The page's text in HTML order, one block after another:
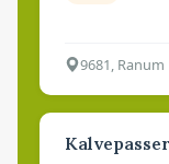
9681, Ranum